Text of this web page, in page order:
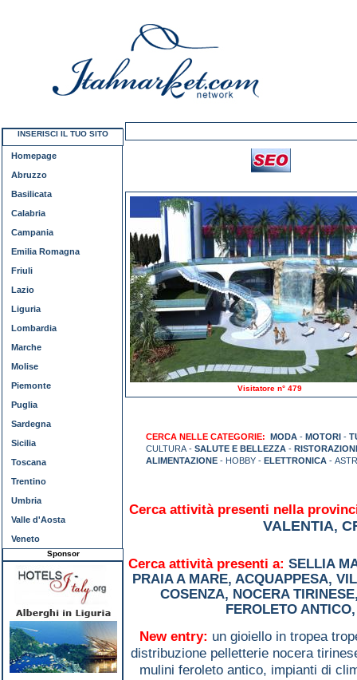
Visitatore n° 479
CERCA NELLE CATEGORIE: MODA - MOTORI -
CULTURA - SALUTE E BELLEZZA -
ALIMENTAZIONE - HOBBY - ELETTRONICA -
Cerca attività presenti nella
VALENTIA,
Cerca attività presenti a: SELLIA
PRAIA A MARE, ACQUAPPESA,
COSENZA, NOCERA TIRINESE
FEROLETO ANTICO
New entry: un gioiello in tropea
distribuzione pelletterie nocera
mulini feroleto antico, impianti di
INSERISCI IL TUO SITO
Homepage
Abruzzo
Basilicata
Calabria
Campania
Emilia Romagna
Friuli
Lazio
Liguria
Lombardia
Marche
Molise
Piemonte
Puglia
Sardegna
Sicilia
Toscana
Trentino
Umbria
Valle d'Aosta
Veneto
Sponsor